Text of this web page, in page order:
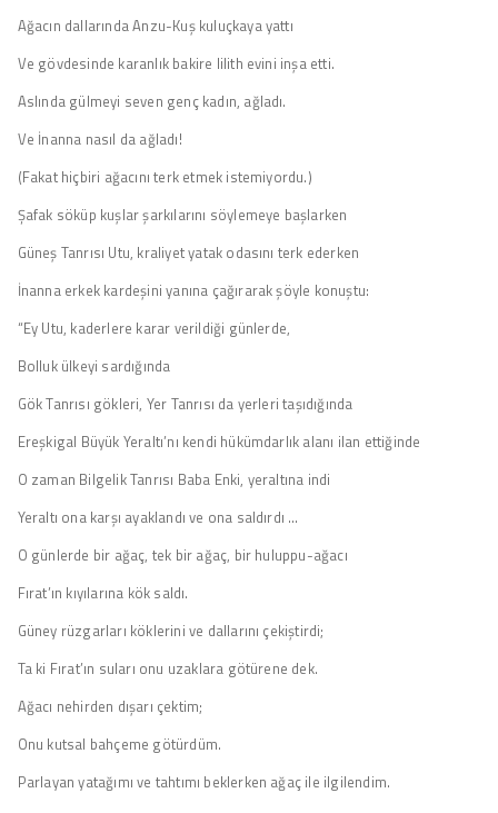
Ağacın dallarında Anzu-Kuş kuluçkaya yattı
Ve gövdesinde karanlık bakire lilith evini inşa etti.
Aslında gülmeyi seven genç kadın, ağladı.
Ve İnanna nasıl da ağladı!
(Fakat hiçbiri ağacını terk etmek istemiyordu.)
Şafak söküp kuşlar şarkılarını söylemeye başlarken
Güneş Tanrısı Utu, kraliyet yatak odasını terk ederken
İnanna erkek kardeşini yanına çağırarak şöyle konuştu:
“Ey Utu, kaderlere karar verildiği günlerde,
Bolluk ülkeyi sardığında
Gök Tanrısı gökleri, Yer Tanrısı da yerleri taşıdığında
Ereşkigal Büyük Yeraltı’nı kendi hükümdarlık alanı ilan ettiğinde
O zaman Bilgelik Tanrısı Baba Enki, yeraltına indi
Yeraltı ona karşı ayaklandı ve ona saldırdı …
O günlerde bir ağaç, tek bir ağaç, bir huluppu-ağacı
Fırat’ın kıyılarına kök saldı.
Güney rüzgarları köklerini ve dallarını çekiştirdi;
Ta ki Fırat’ın suları onu uzaklara götürene dek.
Ağacı nehirden dışarı çektim;
Onu kutsal bahçeme götürdüm.
Parlayan yatağımı ve tahtımı beklerken ağaç ile ilgilendim.